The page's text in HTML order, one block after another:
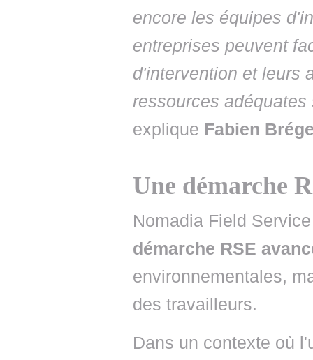
encore les équipes
entreprises peuvent
d'intervention et leurs
ressources
explique Fabien
Une démarche
Nomadia Field
démarche RSE
environnementales,
des travailleurs.
Dans un contexte où